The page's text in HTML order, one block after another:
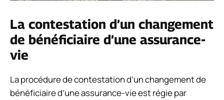
La contestation d’un changement
de bénéficiaire d’une assurance-
vie
La procédure de contestation d’un changement de
bénéficiaire d’une assurance-vie est régie par